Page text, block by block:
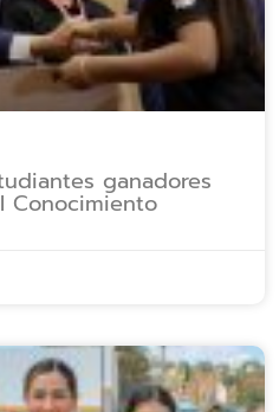
ganadores
Conocimiento